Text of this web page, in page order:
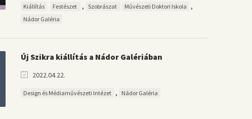
Kiállítás Festészet , Szobrászat Művészeti Doktori Iskola ,
Nádor Galéria
Új Szikra kiállítás a Nádor Galériában
2022.04.22.
Design és Médiaművészeti Intézet , Nádor Galéria